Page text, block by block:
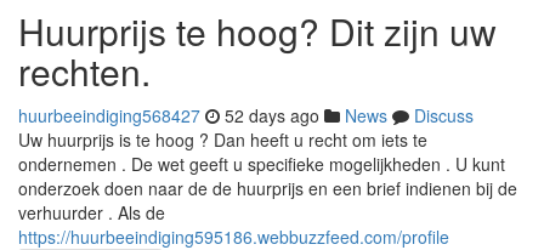
Huurprijs te hoog? Dit zijn uw
rechten.
huurbeeindiging568427 52 days ago News
Discuss
Uw huurprijs is te hoog ? Dan heeft u recht om iets te
ondernemen . De wet geeft u specifieke mogelijkheden . U kunt
onderzoek doen naar de de huurprijs en een brief indienen bij de
verhuurder . Als de
https://huurbeeindiging595186.webbuzzfeed.com/profile